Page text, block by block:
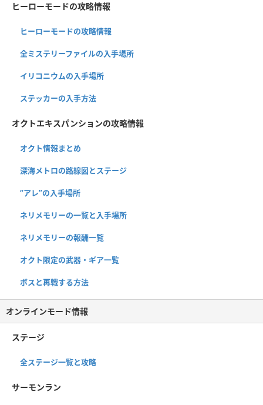
ヒーローモードの攻略情報
ヒーローモードの攻略情報
全ミステリーファイルの入手場所
イリコニウムの入手場所
ステッカーの入手方法
オクトエキスパンションの攻略情報
オクト情報まとめ
深海メトロの路線図とステージ
“アレ”の入手場所
ネリメモリーの一覧と入手場所
ネリメモリーの報酬一覧
オクト限定の武器・ギア一覧
ボスと再戦する方法
オンラインモード情報
ステージ
全ステージ一覧と攻略
サーモンラン